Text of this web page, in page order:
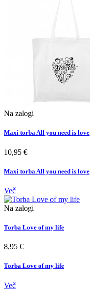
Na zalogi
Maxi torba All you need is love
10,95 €
Maxi torba All you need is love
Več
Na zalogi
Torba Love of my life
8,95 €
Torba Love of my life
Več